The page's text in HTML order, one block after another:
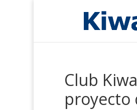
Club
proyecto